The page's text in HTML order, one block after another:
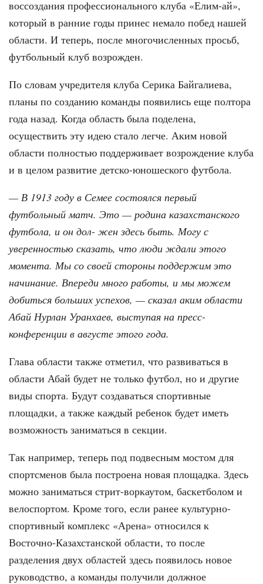
воссоздания профессионального клуба «Елим-ай»,
который в ранние годы принес немало побед нашей
области. И теперь, после многочисленных просьб,
футбольный клуб возрожден.
По словам учредителя клуба Серика Байгалиева,
планы по созданию команды появились еще полтора
года назад. Когда область была поделена,
осуществить эту идею стало легче. Аким новой
области полностью поддерживает возрождение клуба
и в целом развитие детско-юношеского футбола.
— В 1913 году в Семее состоялся первый
футбольный матч. Это — родина казахстанского
футбола, и он дол- жен здесь быть. Могу с
уверенностью сказать, что люди ждали этого
момента. Мы со своей стороны поддержим это
начинание. Впереди много работы, и мы можем
добиться больших успехов, — сказал аким области
Абай Нурлан Уранхаев, выступая на пресс-
конференции в августе этого года.
Глава области также отметил, что развиваться в
области Абай будет не только футбол, но и другие
виды спорта. Будут создаваться спортивные
площадки, а также каждый ребенок будет иметь
возможность заниматься в секции.
Так например, теперь под подвесным мостом для
спортсменов была построена новая площадка. Здесь
можно заниматься стрит-воркаутом, баскетболом и
велоспортом. Кроме того, если ранее культурно-
спортивный комплекс «Арена» относился к
Восточно-Казахстанской области, то после
разделения двух областей здесь появилось новое
руководство, а команды получили должное